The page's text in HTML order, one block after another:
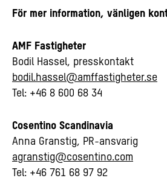
För mer information, vänligen
AMF Fastigheter
Bodil Hassel, presskontakt
bodil.hassel@amffastigheter.se
Tel: +46 8 600 68 34
Cosentino Scandinavia
Anna Granstig, PR-ansvarig
agranstig@cosentino.com
Tel: +46 761 68 97 92